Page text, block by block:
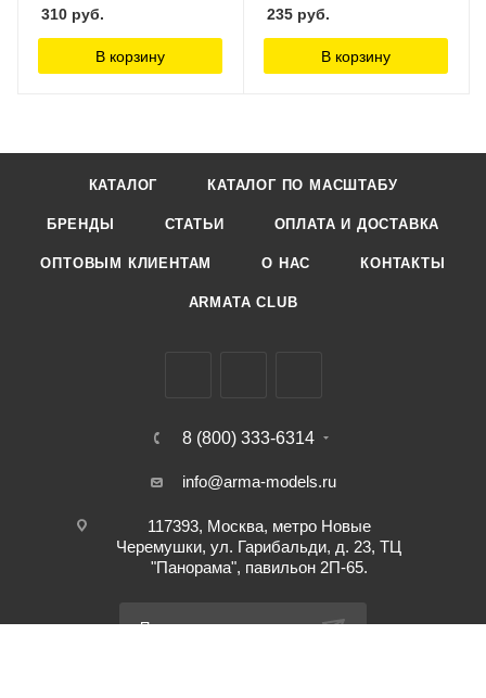
310 руб.
В корзину
235 руб.
В корзину
КАТАЛОГ КАТАЛОГ ПО МАСШТАБУ
БРЕНДЫ СТАТЬИ ОПЛАТА И ДОСТАВКА
ОПТОВЫМ КЛИЕНТАМ О НАС КОНТАКТЫ
ARMATA CLUB
8 (800) 333-6314
info@arma-models.ru
117393, Москва, метро Новые
Черемушки, ул. Гарибальди, д. 23, ТЦ
"Панорама", павильон 2П-65.
Подписаться на рассылку